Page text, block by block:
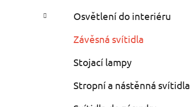
p
Osvětlení do interiéru
Závěsná svítidla
Stojací lampy
Stropní a nástěnná svítidla